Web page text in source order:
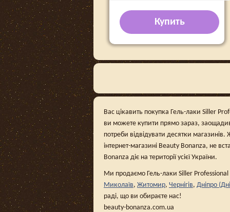
Купить
Вас цікавить покупка Гель-лаки Siller
ви можете купити прямо зараз,
потреби відвідувати десятки
інтернет-магазині Beauty Bonanza, не
Bonanza діє на території усієї України.
Ми продаємо Гель-лаки Siller Professional
Миколаїв, Житомир, Чернігів, Дніпро
раді, що ви обираєте нас!
beauty-bonanza.com.ua